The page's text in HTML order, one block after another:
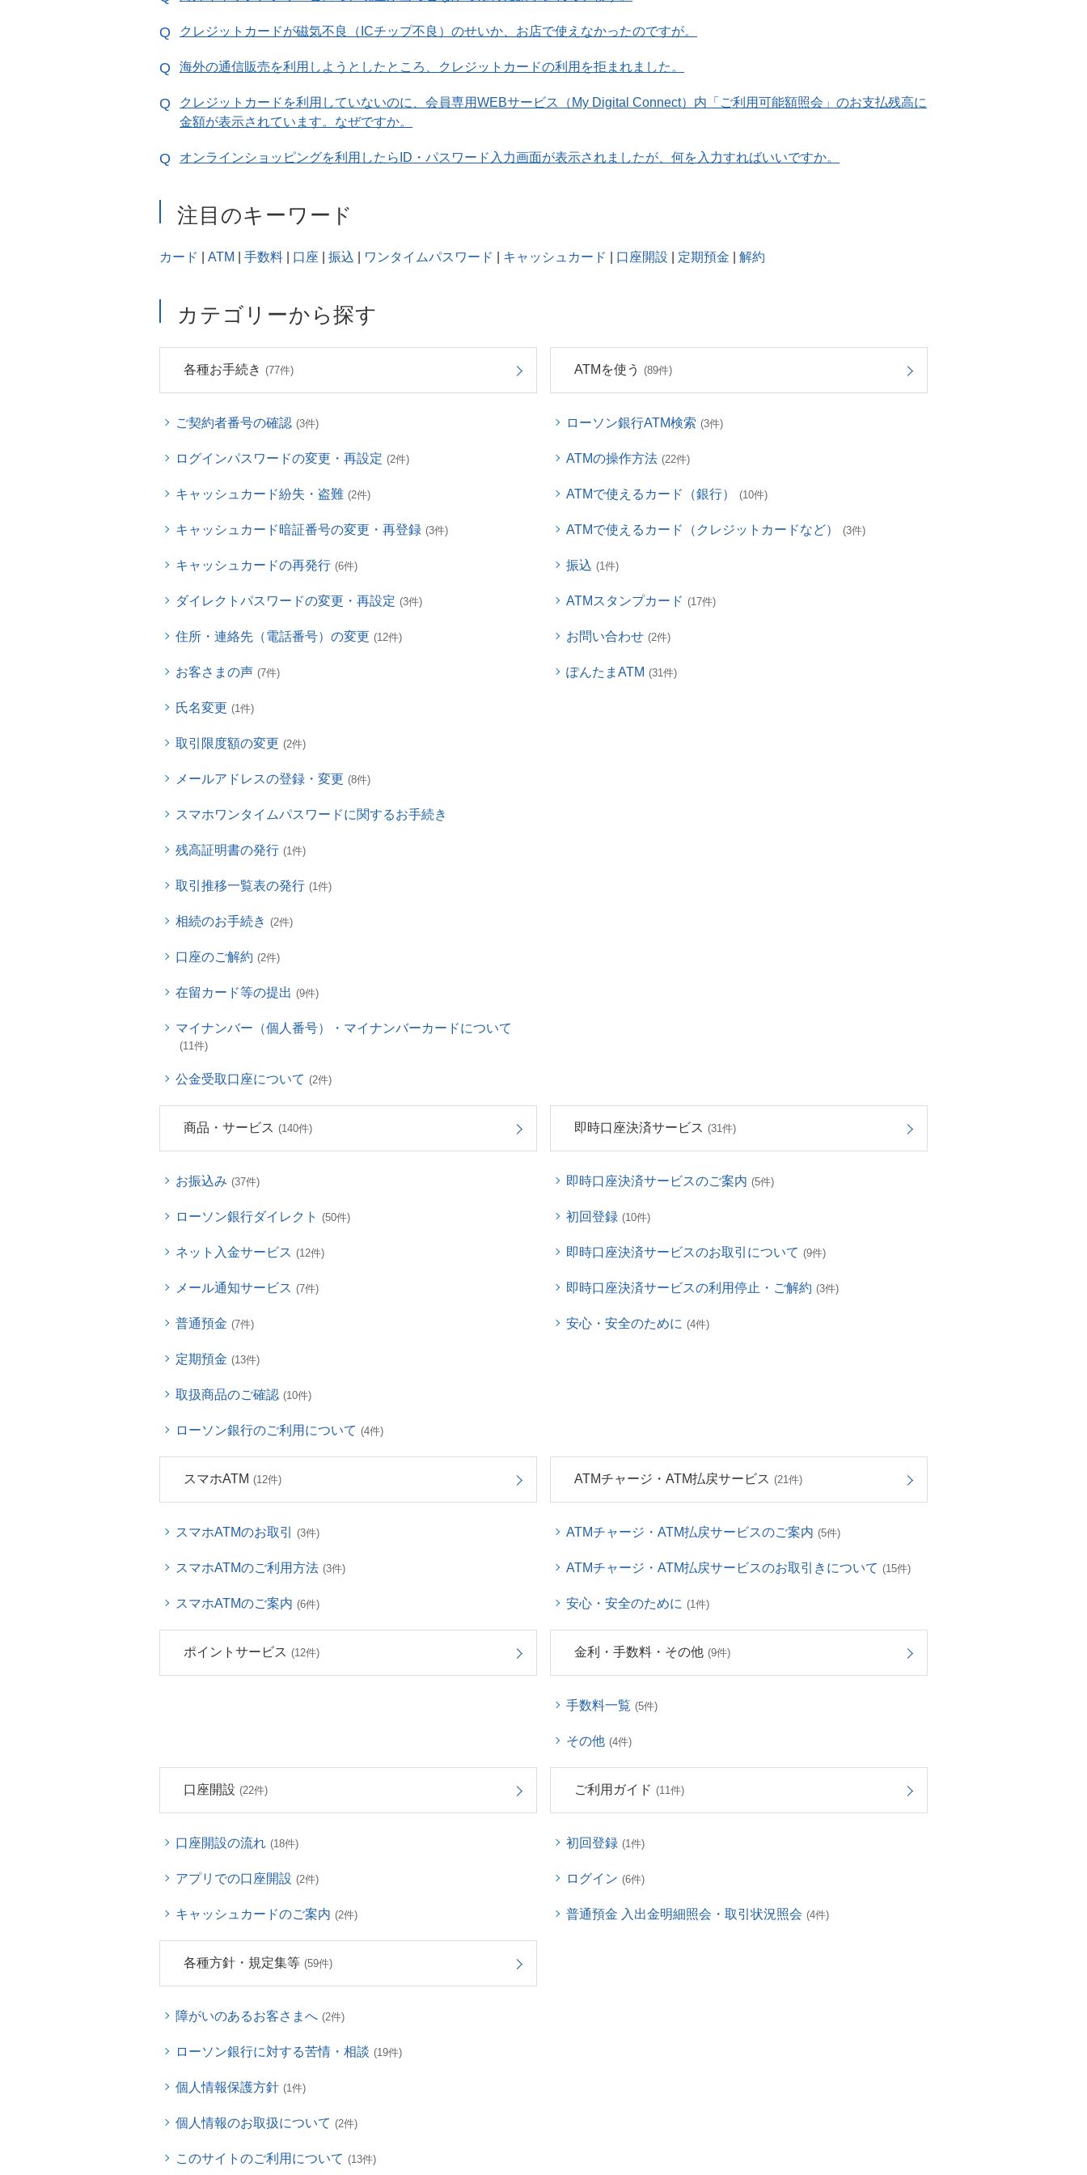
クレジットカードが磁気不良（ICチップ不良）のせいか、お店で使えなかったのですが。
海外の通信販売を利用しようとしたところ、クレジットカードの利用を拒まれました。
クレジットカードを利用していないのに、会員専用WEBサービス（My Digital Connect）内「ご利用可能額照会」のお支払残高に
金額が表示されています。なぜですか。
オンラインショッピングを利用したらID・パスワード入力画面が表示されましたが、何を入力すればいいですか。
注目のキーワード
カード ATM 手数料 口座 振込 ワンタイムパスワード キャッシュカード 口座開設 定期預金 解約
カテゴリーから探す
各種お手続き (77件)
ご契約者番号の確認 (3件)
ログインパスワードの変更・再設定 (2件)
キャッシュカード紛失・盗難 (2件)
キャッシュカード暗証番号の変更・再登録 (3件)
キャッシュカードの再発行 (6件)
ダイレクトパスワードの変更・再設定 (3件)
住所・連絡先（電話番号）の変更 (12件)
お客さまの声 (7件)
氏名変更 (1件)
取引限度額の変更 (2件)
メールアドレスの登録・変更 (8件)
スマホワンタイムパスワードに関するお手続き
残高証明書の発行 (1件)
取引推移一覧表の発行 (1件)
相続のお手続き (2件)
口座のご解約 (2件)
在留カード等の提出 (9件)
マイナンバー（個人番号）・マイナンバーカードについて
(11件)
公金受取口座について (2件)
ATMを使う (89件)
ローソン銀行ATM検索 (3件)
ATMの操作方法 (22件)
ATMで使えるカード（銀行） (10件)
ATMで使えるカード（クレジットカードなど） (3件)
振込 (1件)
ATMスタンプカード (17件)
お問い合わせ (2件)
ぽんたまATM (31件)
商品・サービス (140件)
お振込み (37件)
ローソン銀行ダイレクト (50件)
ネット入金サービス (12件)
メール通知サービス (7件)
普通預金 (7件)
定期預金 (13件)
取扱商品のご確認 (10件)
ローソン銀行のご利用について (4件)
即時口座決済サービス (31件)
即時口座決済サービスのご案内 (5件)
初回登録 (10件)
即時口座決済サービスのお取引について (9件)
即時口座決済サービスの利用停止・ご解約 (3件)
安心・安全のために (4件)
スマホATM (12件)
スマホATMのお取引 (3件)
スマホATMのご利用方法 (3件)
スマホATMのご案内 (6件)
ATMチャージ・ATM払戻サービス (21件)
ATMチャージ・ATM払戻サービスのご案内 (5件)
ATMチャージ・ATM払戻サービスのお取引きについて (15件)
安心・安全のために (1件)
ポイントサービス (12件) 金利・手数料・その他 (9件)
手数料一覧 (5件)
その他 (4件)
口座開設 (22件)
口座開設の流れ (18件)
アプリでの口座開設 (2件)
キャッシュカードのご案内 (2件)
ご利用ガイド (11件)
初回登録 (1件)
ログイン (6件)
普通預金 入出金明細照会・取引状況照会 (4件)
各種方針・規定集等 (59件)
障がいのあるお客さまへ (2件)
ローソン銀行に対する苦情・相談 (19件)
個人情報保護方針 (1件)
個人情報のお取扱について (2件)
このサイトのご利用について (13件)